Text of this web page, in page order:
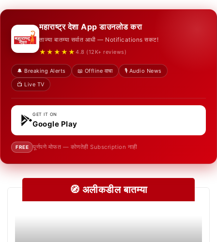
महाराष्ट्र देशा App डाउनलोड करा
ताज्या बातम्या सर्वात आधी — Notifications सकट!
★★★★★ 4.8 (12K+ reviews)
🔔 Breaking Alerts 📖 Offline वाचा
🎙️ Audio News
📺 Live TV
GET IT ON
Google Play
FREE पूर्णपणे मोफत — कोणतेही Subscription नाही
🧭 अलीकडील बातम्या